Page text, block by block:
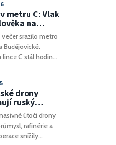
opět rozrůstá.
metru C: Vlak
na
provoz
a půl
večer srazilo metro
Budějovické.
lince C stál hodinu
drony
ruský
a uzavírají
zasáhly
a
továrny
útočí drony
rafinérie a
snížily